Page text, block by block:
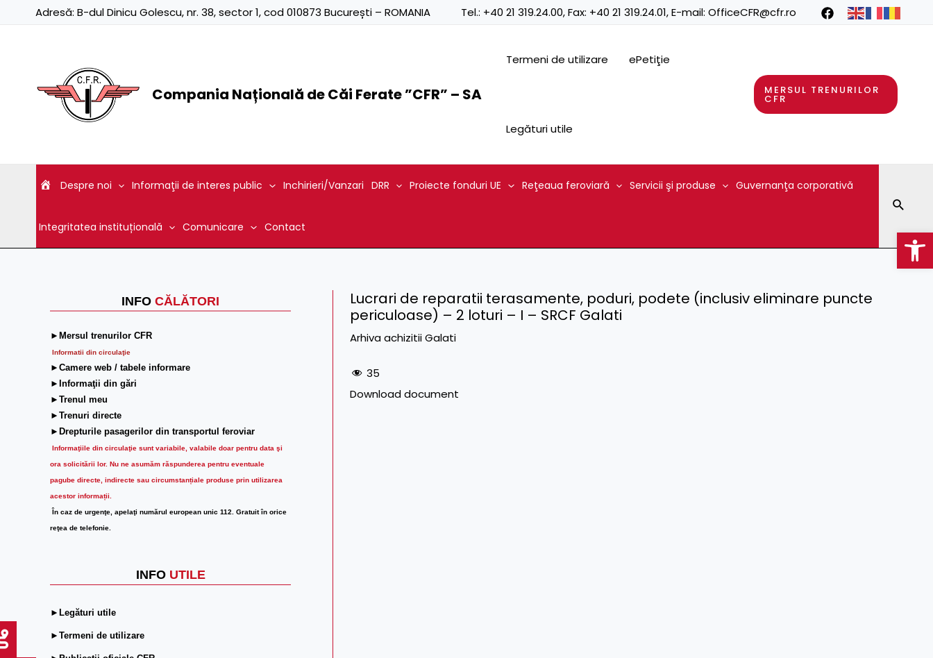
Adresă: B-dul Dinicu Golescu, nr. 38, sector 1, cod 010873 București – ROMANIA Tel.: +40 21 319.24.00, Fax: +40 21 319.24.01, E-mail: OfficeCFR@cfr.ro
Compania Națională de Căi Ferate ”CFR” – SA
Termeni de utilizare ePetiţie
Legături utile
MERSUL TRENURILOR
CFR
Despre noi Informaţii de interes public Inchirieri/Vanzari DRR Proiecte fonduri UE Reţeaua feroviară Servicii şi produse Guvernanţa corporativă
Integritatea instituțională Comunicare Contact
INFO CĂLĂTORI
►Mersul trenurilor CFR
Informatii din circulaţie
►Camere web / tabele informare
►Informaţii din gări
►Trenul meu
►Trenuri directe
►Drepturile pasagerilor din transportul feroviar
Informaţiile din circulaţie sunt variabile, valabile doar pentru data şi
ora solicitării lor. Nu ne asumăm răspunderea pentru eventuale
pagube directe, indirecte sau circumstanțiale produse prin utilizarea
acestor informații.
În caz de urgenţe, apelaţi numărul european unic 112. Gratuit în orice
reţea de telefonie.
INFO UTILE
►Legături utile
►Termeni de utilizare
Lucrari de reparatii terasamente, poduri, podete (inclusiv eliminare puncte
periculoase) – 2 loturi – I – SRCF Galati
Arhiva achizitii Galati
35
Download document